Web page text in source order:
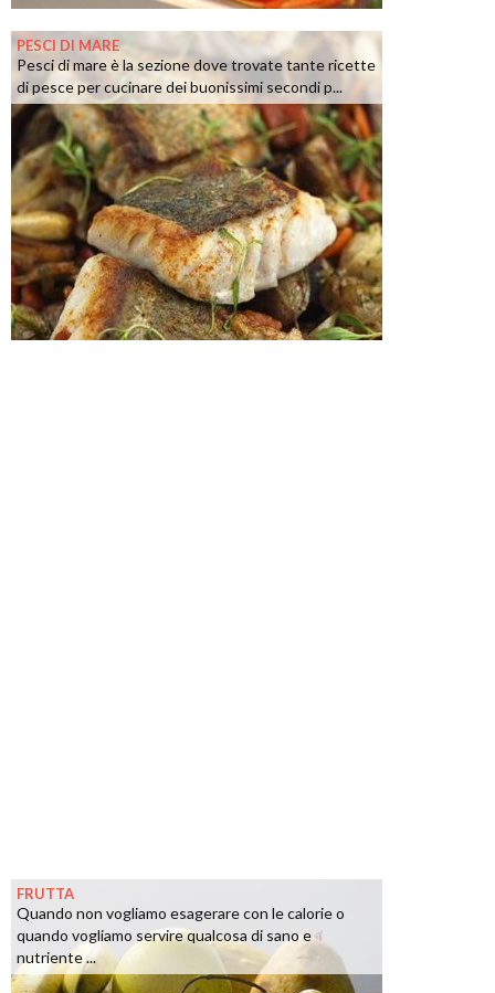
PESCI DI MARE
Pesci di mare è la sezione dove trovate tante ricette
di pesce per cucinare dei buonissimi secondi p...
FRUTTA
Quando non vogliamo esagerare con le calorie o
quando vogliamo servire qualcosa di sano e
nutriente ...